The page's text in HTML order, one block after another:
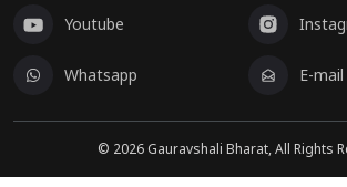
Youtube
Whatsapp E-mail
© 2026Gauravshali Bharat, All Rights